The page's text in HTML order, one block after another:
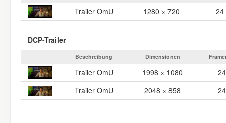
Trailer OmU 1280 × 720 24
DCP-Trailer
Beschreibung Dimensionen
Trailer OmU 1998 × 1080
24
Trailer OmU
2048 × 858 24